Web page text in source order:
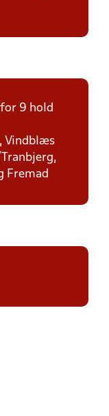
9 hold
Vindblæs
Fremad